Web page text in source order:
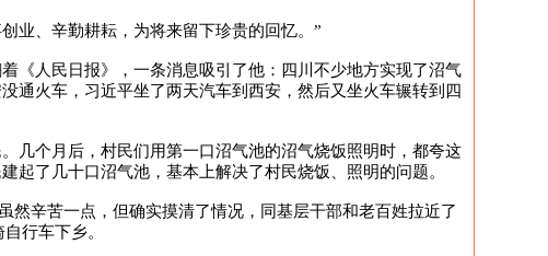
业、辛勤耕耘，为将来留下珍贵的回忆。”
《人民日报》，一条消息吸引了他：四川不少地方实现了沼气
通火车，习近平坐了两天汽车到西安，然后又坐火车辗转到四
几个月后，村民们用第一口沼气池的沼气烧饭照明时，都夸这
起了几十口沼气池，基本上解决了村民烧饭、照明的问题。
辛苦一点，但确实摸清了情况，同基层干部和老百姓拉近了
行车下乡。